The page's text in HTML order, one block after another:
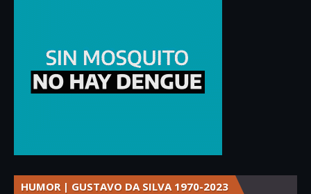
HUMOR | GUSTAVO DA SILVA 1970-2023